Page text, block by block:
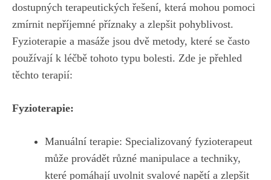
dostupných terapeutických řešení, která mohou pomoci
zmírnit nepříjemné příznaky a zlepšit pohyblivost.
Fyzioterapie a masáže jsou dvě metody, které se často
používají k léčbě tohoto typu bolesti. Zde je přehled
těchto terapií:
Fyzioterapie:
Manuální terapie: Specializovaný fyzioterapeut
může provádět různé manipulace a techniky,
které pomáhají uvolnit svalové napětí a zlepšit